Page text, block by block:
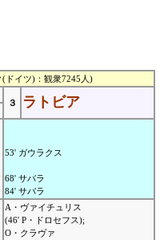
ドイツ)：観衆7245人)
３
ラトビア
53' ガウラクス
68' サバラ
84' サバラ
A・ヴァイチュリス
(46' P・ドロセフス);
O・クラヴァ